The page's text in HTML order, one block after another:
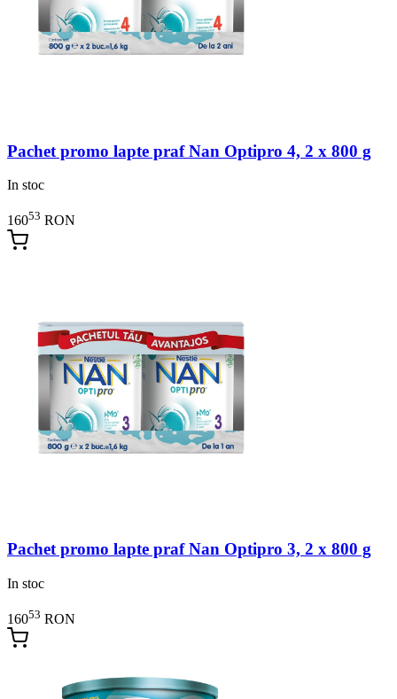
Pachet promo lapte praf Nan Optipro 4, 2 x 800 g
In stoc
16053 RON
Pachet promo lapte praf Nan Optipro 3, 2 x 800 g
In stoc
16053 RON